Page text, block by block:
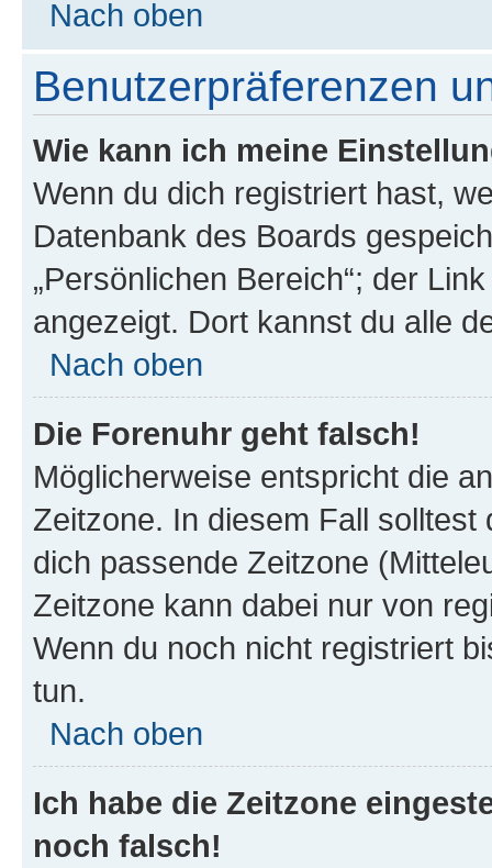
Nach oben
Benutzerpräferenzen
Wie kann ich meine
Wenn du dich registriert hast,
Datenbank des Boards
„Persönlichen Bereich“; der
angezeigt. Dort kannst du alle
Nach oben
Die Forenuhr geht falsch!
Möglicherweise entspricht die
Zeitzone. In diesem Fall solltest
dich passende Zeitzone
Zeitzone kann dabei nur von
Wenn du noch nicht registriert
tun.
Nach oben
Ich habe die Zeitzone
noch falsch!